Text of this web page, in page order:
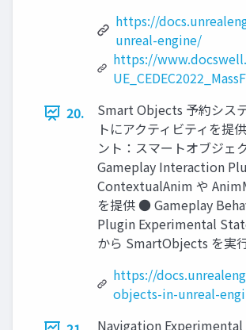
https://
unreal-engine/
https://
20.
Smart Objects 予約シス
トにアクティビティを提
ント：スマートオブジ
Gameplay Interaction
ContextualAnim や
を提供 ● Gameplay
Plugin Experimental
から SmartObjects を実
https://
objects-in-unreal-
Navigation